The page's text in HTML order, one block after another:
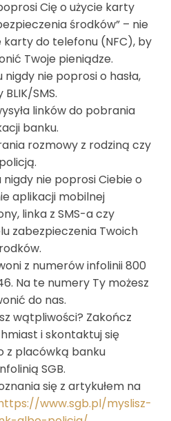
Cię o użycie karty
środków” – nie
karty do telefonu (NFC), by
Twoje pieniądze.
nie poprosi o hasła,
BLIK/SMS.
linków do pobrania
banku.
rozmowy z rodziną czy
policją.
nie poprosi Ciebie o
aplikacji mobilnej
linka z SMS-a czy
zabezpieczenia Twoich
z numerów infolinii 800
Na te numery Ty możesz
do nas.
wątpliwości? Zakończ
i skontaktuj się
z placówką banku
SGB.
się z artykułem na
www.sgb.pl/myslisz-